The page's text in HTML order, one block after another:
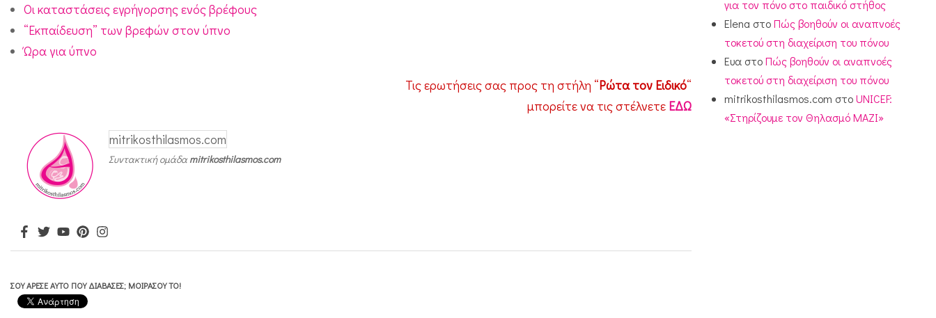
ε
ι
η
α
Οι καταστάσεις εγρήγορσης ενός βρέφους
“Εκπαίδευση” των βρεφών στον ύπνο
Ώρα για ύπνο
Τις ερωτήσεις σας προς τη στήλη “Ρώτα τον Ειδικό“
μπορείτε να τις στέλνετε ΕΔΩ
mitrikosthilasmos.com
Συντακτική ομάδαmitrikosthilasmos.com
ΣΟΥ ΆΡΕΣΕ ΑΥΤΌ ΠΟΥ ΔΙΆΒΑΣΕΣ; ΜΟΙΡΆΣΟΥ ΤΟ!
για τον πόνο στο παιδικό στήθος
Elena στοΠώς βοηθούν οι αναπνοές
τοκετού στη διαχείριση του πόνου
Ευα στοΠώς βοηθούν οι αναπνοές
τοκετού στη διαχείριση του πόνου
mitrikosthilasmos.com στοUNICEF:
«Στηρίζουμε τον Θηλασμό ΜΑΖΙ»